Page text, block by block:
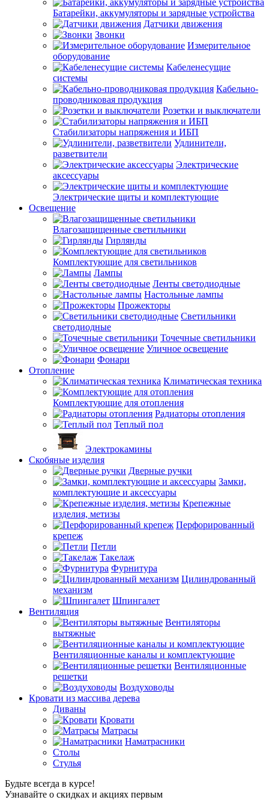
Батарейки, аккумуляторы и зарядные устройства
Датчики движения
Звонки
Измерительное
оборудование
Кабеленесущие
системы
Кабельно-
проводниковая продукция
Розетки и выключатели
Стабилизаторы напряжения и ИБП
Удлинители,
разветвители
Электрические
аксессуары
Электрические щиты и комплектующие
Освещение
Влагозащищенные светильники
Гирлянды
Комплектующие для светильников
Лампы
Ленты светодиодные
Настольные лампы
Прожекторы
Светильники
светодиодные
Точечные светильники
Уличное освещение
Фонари
Отопление
Климатическая техника
Комплектующие для отопления
Радиаторы отопления
Теплый пол
Электрокамины
Скобяные изделия
Дверные ручки
Замки,
комплектующие и аксессуары
Крепежные
изделия, метизы
Перфорированный
крепеж
Петли
Такелаж
Фурнитура
Цилиндрованный
механизм
Шпингалет
Вентиляция
Вентиляторы
вытяжные
Вентиляционные каналы и комплектующие
Вентиляционные
решетки
Воздуховоды
Кровати из массива дерева
Диваны
Кровати
Матрасы
Наматрасники
Столы
Стулья
Будьте всегда в курсе!
Узнавайте о скидках и акциях первым